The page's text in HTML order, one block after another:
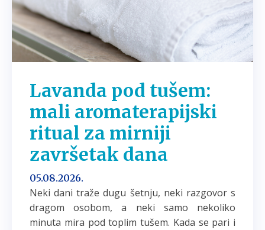
Lavanda pod tušem:
mali aromaterapijski
ritual za mirniji
završetak dana
05.08.2026.
Neki dani traže dugu šetnju, neki razgovor s
dragom osobom, a neki samo nekoliko
minuta mira pod toplim tušem. Kada se pari i